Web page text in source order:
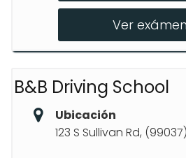
Pruebas aprobadas
Ver
B&B Driving School
Ubicación
123 S Sullivan Rd,